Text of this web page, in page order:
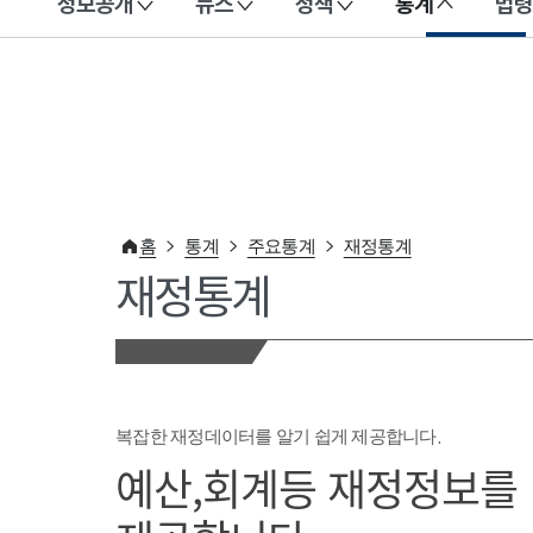
이 누리집은 대한민국 공식 전자정부 누리집입니다.
홈 통계 주요통계 재정통계
재정통계
복잡한 재정데이터를 알기 쉽게 제공합니다.
예산,회계등 재정정보를